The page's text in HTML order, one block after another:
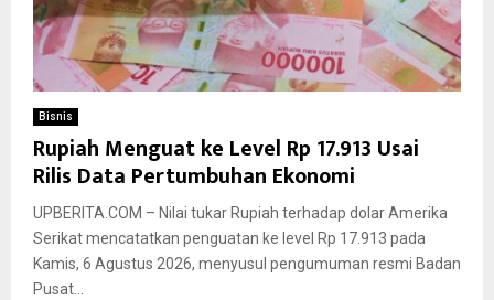
Bisnis
Rupiah Menguat ke Level Rp 17.913 Usai
Rilis Data Pertumbuhan Ekonomi
UPBERITA.COM – Nilai tukar Rupiah terhadap dolar Amerika
Serikat mencatatkan penguatan ke level Rp 17.913 pada
Kamis, 6 Agustus 2026, menyusul pengumuman resmi Badan
Pusat...